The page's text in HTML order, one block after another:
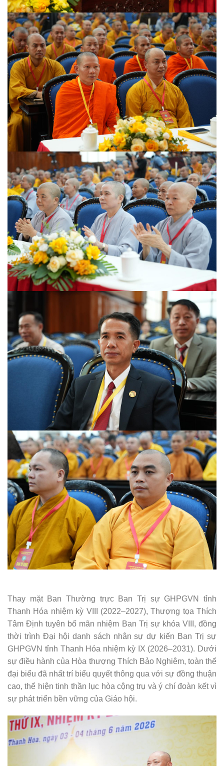
Thay mặt Ban Thường trực Ban Trị sự GHPGVN tỉnh
Thanh Hóa nhiệm kỳ VIII (2022–2027), Thượng tọa Thích
Tâm Định tuyên bố mãn nhiệm Ban Trị sự khóa VIII, đồng
thời trình Đại hội danh sách nhân sự dự kiến Ban Trị sự
GHPGVN tỉnh Thanh Hóa nhiệm kỳ IX (2026–2031). Dưới
sự điều hành của Hòa thượng Thích Bảo Nghiêm, toàn thể
đại biểu đã nhất trí biểu quyết thông qua với sự đồng thuận
cao, thể hiện tinh thần lục hòa cộng trụ và ý chí đoàn kết vì
sự phát triển bền vững của Giáo hội.